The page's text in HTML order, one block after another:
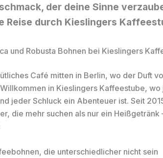
der deine Sinne
Reise durch Kieslingers
und Robusta Bohnen bei Kieslingers
Café mitten in Berlin, wo der Duft
in Kieslingers Kaffeestube, wo
jeder Schluck ein Abenteuer ist. Seit
die mehr suchen als nur ein Heißgetränk
die unterschiedlicher nicht sein